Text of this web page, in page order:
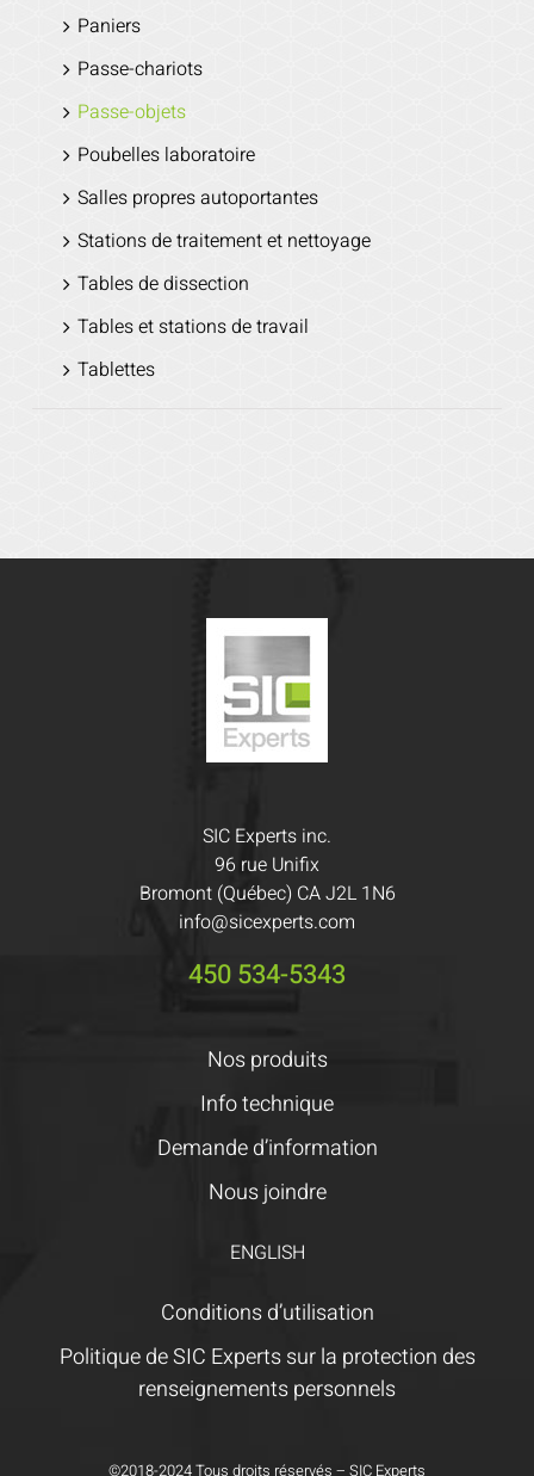
Paniers
Passe-chariots
Passe-objets
Poubelles laboratoire
Salles propres autoportantes
Stations de traitement et nettoyage
Tables de dissection
Tables et stations de travail
Tablettes
SIC Experts inc.
96 rue Unifix
Bromont (Québec) CA J2L 1N6
info@sicexperts.com
450 534-5343
Nos produits
Info technique
Demande d’information
Nous joindre
ENGLISH
Conditions d’utilisation
Politique de SIC Experts sur la protection des
renseignements personnels
©2018-2024 Tous droits réservés – SIC Experts